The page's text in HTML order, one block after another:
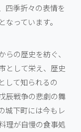
四季折々の表情を
っています。
の歴史を紡ぐ、
として栄え、歴史
して知られるの
辰戦争の悲劇の舞
城下町には今もレ
理が自慢の食事処